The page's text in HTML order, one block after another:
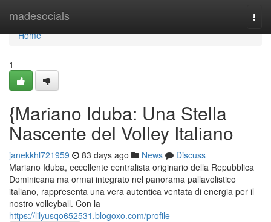
madesocials
Home
Home
1
{Mariano Iduba: Una Stella
Nascente del Volley Italiano
janekkhl721959 83 days ago News
Discuss
Mariano Iduba, eccellente centralista originario della Repubblica
Dominicana ma ormai integrato nel panorama pallavolistico
italiano, rappresenta una vera autentica ventata di energia per il
nostro volleyball. Con la
https://lilyusqo652531.blogoxo.com/profile